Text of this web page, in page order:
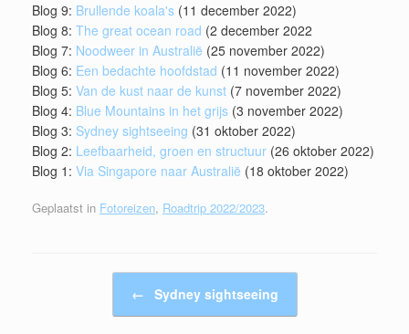
Blog 9: Brullende koala's (11 december 2022)
Blog 8: The great ocean road (2 december 2022
Blog 7: Noodweer in Australië (25 november 2022)
Blog 6: Een bedachte hoofdstad (11 november 2022)
Blog 5: Van de kust naar de kunst (7 november 2022)
Blog 4: Blue Mountains in het grijs (3 november 2022)
Blog 3: Sydney sightseeing (31 oktober 2022)
Blog 2: Leefbaarheid, groen en structuur (26 oktober 2022)
Blog 1: Via Singapore naar Australië (18 oktober 2022)
Geplaatst in Fotoreizen, Roadtrip 2022/2023.
← Sydney sightseeing